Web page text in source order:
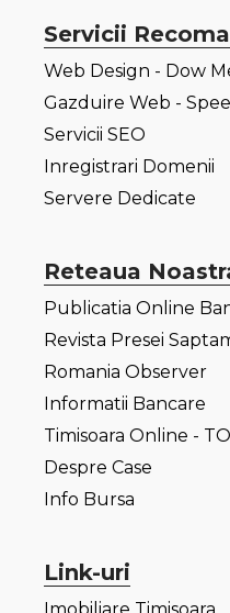
Servicii
Web Design - Dow
Gazduire Web -
Servicii SEO
Inregistrari Domenii
Servere Dedicate
Reteaua
Publicatia Online
Revista Presei
Romania Observer
Informatii Bancare
Timisoara Online -
Despre Case
Info Bursa
Link-uri